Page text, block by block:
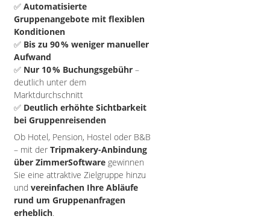
✅ Automatisierte
Gruppenangebote mit flexiblen
Konditionen
✅ Bis zu 90 % weniger manueller
Aufwand
✅ Nur 10 % Buchungsgebühr –
deutlich unter dem
Marktdurchschnitt
✅ Deutlich erhöhte Sichtbarkeit
bei Gruppenreisenden
Ob Hotel, Pension, Hostel oder B&B
– mit der Tripmakery-Anbindung
über ZimmerSoftware gewinnen
Sie eine attraktive Zielgruppe hinzu
und vereinfachen Ihre Abläufe
rund um Gruppenanfragen
erheblich.